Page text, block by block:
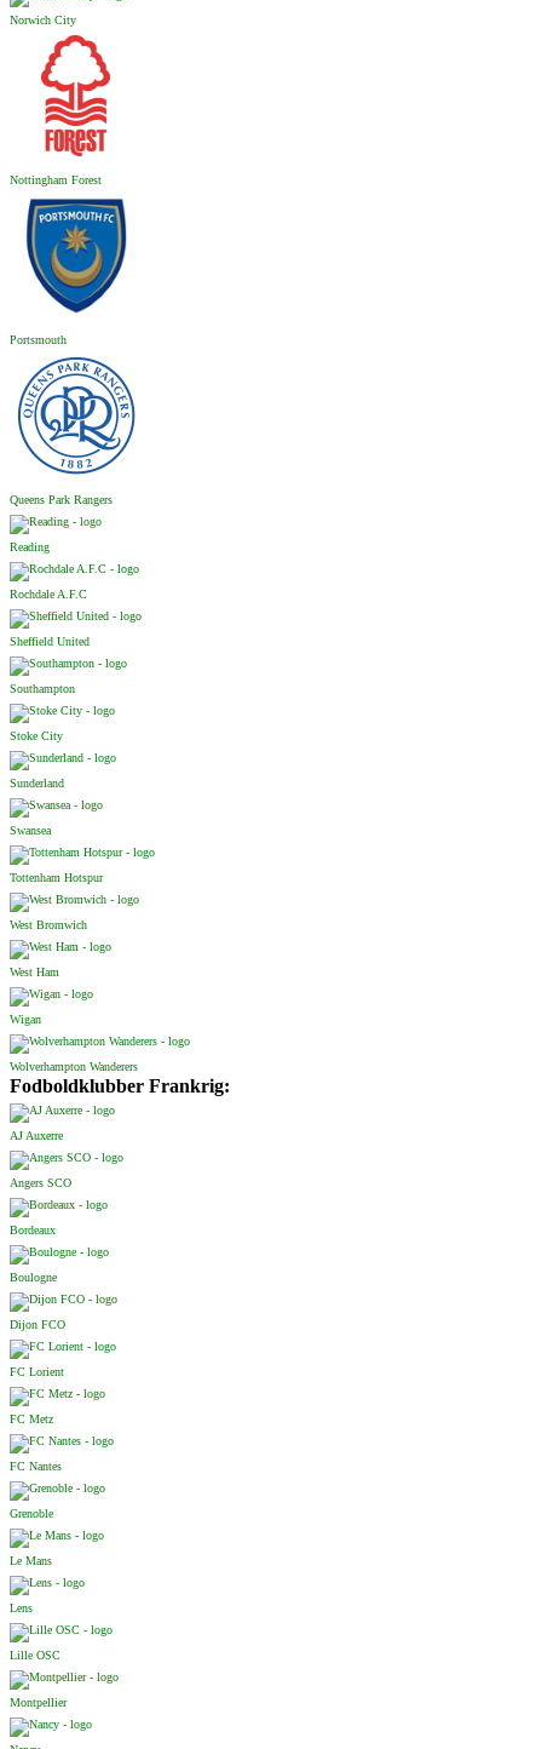
Norwich City
Nottingham Forest
Portsmouth
Queens Park Rangers
Reading
Rochdale A.F.C
Sheffield United
Southampton
Stoke City
Sunderland
Swansea
Tottenham Hotspur
West Bromwich
West Ham
Wigan
Wolverhampton Wanderers
Fodboldklubber Frankrig:
AJ Auxerre
Angers SCO
Bordeaux
Boulogne
Dijon FCO
FC Lorient
FC Metz
FC Nantes
Grenoble
Le Mans
Lens
Lille OSC
Montpellier